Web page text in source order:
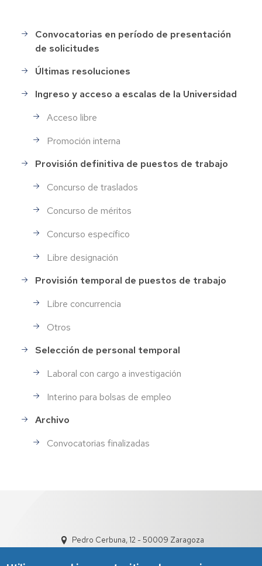
Selección
de
Personal
Convocatorias en período de presentación
de solicitudes
Últimas resoluciones
Ingreso y acceso a escalas de la Universidad
Acceso libre
Promoción interna
Provisión definitiva de puestos de trabajo
Concurso de traslados
Concurso de méritos
Concurso específico
Libre designación
Provisión temporal de puestos de trabajo
Libre concurrencia
Otros
Selección de personal temporal
Laboral con cargo a investigación
Interino para bolsas de empleo
Archivo
Convocatorias finalizadas
Pedro Cerbuna, 12 - 50009 Zaragoza